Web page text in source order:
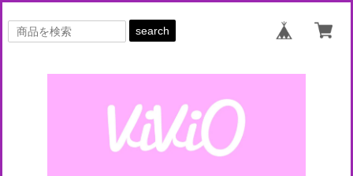
search